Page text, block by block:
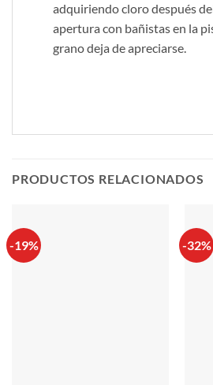
adquiriendo cloro después
apertura con bañistas en la
grano deja de apreciarse.
PRODUCTOS RELACIONADOS
-19% -32%